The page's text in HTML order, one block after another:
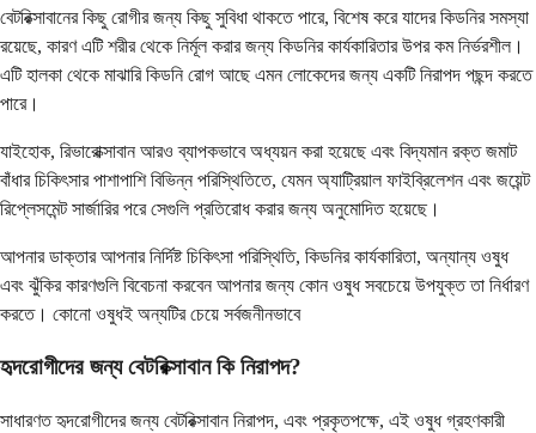
বেটরিক্সাবানের কিছু রোগীর জন্য কিছু সুবিধা থাকতে পারে, বিশেষ করে যাদের কিডনির সমস্যা
রয়েছে, কারণ এটি শরীর থেকে নির্মূল করার জন্য কিডনির কার্যকারিতার উপর কম নির্ভরশীল।
এটি হালকা থেকে মাঝারি কিডনি রোগ আছে এমন লোকেদের জন্য একটি নিরাপদ পছন্দ করতে
পারে।
যাইহোক, রিভারোক্সাবান আরও ব্যাপকভাবে অধ্যয়ন করা হয়েছে এবং বিদ্যমান রক্ত ​​জমাট
বাঁধার চিকিৎসার পাশাপাশি বিভিন্ন পরিস্থিতিতে, যেমন অ্যাট্রিয়াল ফাইব্রিলেশন এবং জয়েন্ট
রিপ্লেসমেন্ট সার্জারির পরে সেগুলি প্রতিরোধ করার জন্য অনুমোদিত হয়েছে।
আপনার ডাক্তার আপনার নির্দিষ্ট চিকিৎসা পরিস্থিতি, কিডনির কার্যকারিতা, অন্যান্য ওষুধ
এবং ঝুঁকির কারণগুলি বিবেচনা করবেন আপনার জন্য কোন ওষুধ সবচেয়ে উপযুক্ত তা নির্ধারণ
করতে। কোনো ওষুধই অন্যটির চেয়ে সর্বজনীনভাবে
হৃদরোগীদের জন্য বেটরিক্সাবান কি নিরাপদ?
সাধারণত হৃদরোগীদের জন্য বেটরিক্সাবান নিরাপদ, এবং প্রকৃতপক্ষে, এই ওষুধ গ্রহণকারী